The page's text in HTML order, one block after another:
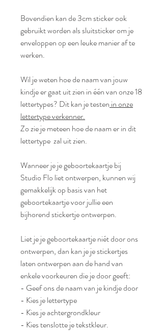
Bovendien kan de 3cm sticker ook
gebruikt worden als sluitsticker om je
enveloppen op een leuke manier af te
werken.
Wil je weten hoe de naam van jouw
kindje er gaat uit zien in één van onze 18
lettertypes? Dit kan je testen inonze
lettertype verkenner.
Zo zie je meteen hoe de naam er in dit
lettertype zal uit zien.
Wanneer je je geboortekaartje bij
Studio Flo liet ontwerpen, kunnen wij
gemakkelijk op basis van het
geboortekaartje voor jullie een
bijhorend stickertje ontwerpen.
Liet je je geboortekaartje niét door ons
ontwerpen, dan kan je je stickertjes
laten ontwerpen aan de hand van
enkele voorkeuren die je door geeft:
- Geef ons de naam van je kindje door
- Kies je lettertype
- Kies je achtergrondkleur
- Kies tenslotte je tekstkleur.